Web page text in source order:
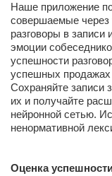
Наше приложение
совершаемые через
разговоры в записи
эмоции
успешности
успешных
Сохраняйте записи
их и получайте
нейронной сетью.
ненормативной
Оценка